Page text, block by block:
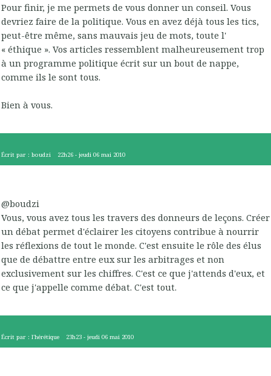
Pour finir, je me permets de vous donner un conseil. Vous
devriez faire de la politique. Vous en avez déjà tous les tics,
peut-être même, sans mauvais jeu de mots, toute l'
« éthique ». Vos articles ressemblent malheureusement trop
à un programme politique écrit sur un bout de nappe,
comme ils le sont tous.
Bien à vous.
Écrit par : boudzi 22h26 -jeudi 06 mai 2010
@boudzi
Vous, vous avez tous les travers des donneurs de leçons. Créer
un débat permet d'éclairer les citoyens contribue à nourrir
les réflexions de tout le monde. C'est ensuite le rôle des élus
que de débattre entre eux sur les arbitrages et non
exclusivement sur les chiffres. C'est ce que j'attends d'eux, et
ce que j'appelle comme débat. C'est tout.
Écrit par : l'hérétique 23h23 -jeudi 06 mai 2010